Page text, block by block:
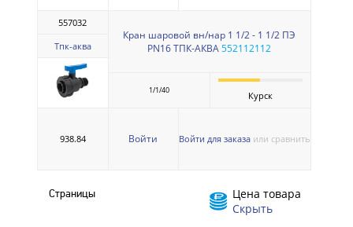
557032
Тпк-аква
Кран шаровой вн/нар 1 1/2 - 1 1/2 ПЭ
PN16 ТПК-АКВА552112112
1/1/40 Курск
938.84 Войти Войти для заказа или сравнить
Страницы
Цена товара
Скрыть